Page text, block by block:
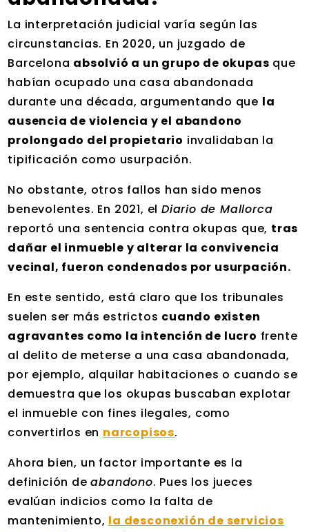
La interpretación judicial varía según las
circunstancias. En 2020, un juzgado de
Barcelona absolvió a un grupo de okupas que
habían ocupado una casa abandonada
durante una década, argumentando que la
ausencia de violencia y el abandono
prolongado del propietario invalidaban la
tipificación como usurpación.
No obstante, otros fallos han sido menos
benevolentes. En 2021, elDiario de Mallorca
reportó una sentencia contra okupas que, tras
dañar el inmueble y alterar la convivencia
vecinal, fueron condenados por usurpación.
En este sentido, está claro que los tribunales
suelen ser más estrictos cuando existen
agravantes como la intención de lucro frente
al delito de meterse a una casa abandonada,
por ejemplo, alquilar habitaciones o cuando se
demuestra que los okupas buscaban explotar
el inmueble con fines ilegales, como
convertirlos en narcopisos.
Ahora bien, un factor importante es la
definición deabandono. Pues los jueces
evalúan indicios como la falta de
mantenimiento, la desconexión de servicios